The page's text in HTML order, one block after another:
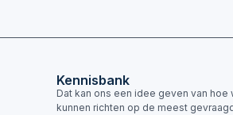
Kennisbank
Dat kan ons een idee geven van hoe
kunnen richten op de meest